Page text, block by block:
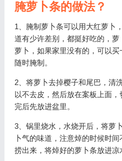
腌萝卜条的做法？
1、腌制萝卜条可以用大红萝卜
道有少许差别，都挺好吃的，
萝卜，如果家里没有的，可以
随时腌制。
2、将萝卜去掉樱子和尾巴，清
以不去皮，然后放在案板上面
完后先放进盆里。
3、锅里烧水，水烧开后，将萝
卜气的味道，注意焯的时候时
捞出来，将焯好的萝卜条放进凉